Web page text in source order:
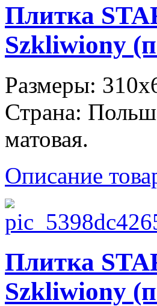
Плитка
Szkliwiony
Размеры:
Страна:
матовая.
Описание
Плитка
Szkliwiony